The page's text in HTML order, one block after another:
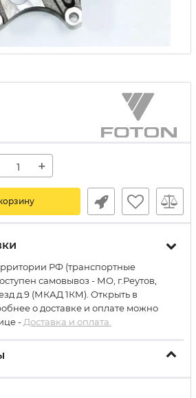
+
РФ (транспортные
самовывоз - МО, г.Реутов,
д.9 (МКАД 1КМ). Открыть в
о доставке и оплате можно
- Доставка и оплата.